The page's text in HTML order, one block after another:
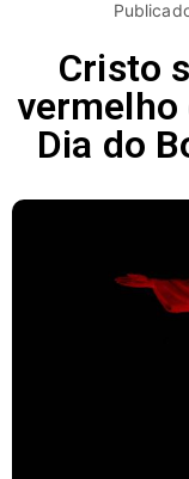
Cristo
vermelho
Dia do